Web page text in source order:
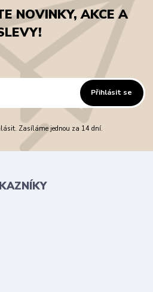
NOVINKY, AKCE A
Přihlásit se
Zasíláme jednou za 14 dní.